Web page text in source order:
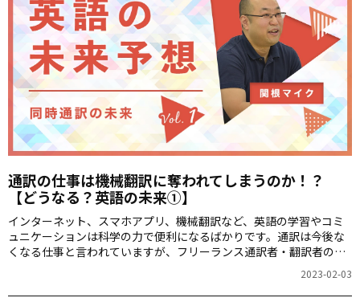
通訳の仕事は機械翻訳に奪われてしまうのか！？
【どうなる？英語の未来①】
インターネット、スマホアプリ、機械翻訳など、英語の学習やコミ
ュニケーションは科学の力で便利になるばかりです。通訳は今後な
くなる仕事と言われていますが、フリーランス通訳者・翻訳者の関
発展が理由ではないと予想しています。何が通訳の仕事を消滅させ
るのか？
2023-02-03